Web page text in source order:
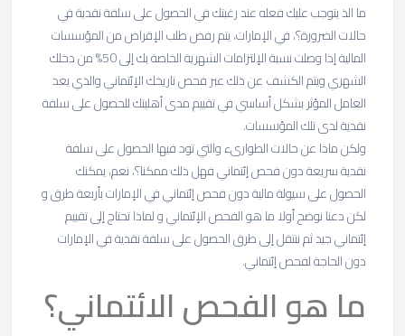
ما الذ يتوجب عليك فعله عند رغبتك في الحصول على سلفة نقدية في
حالات الضرورة؟، في الإمارات، يتم رفض طلب الإقراض من المؤسسات
المالية إذا وصلت نسبة الإلتزامات الشهرية الخاصة بك إلى 50% من دخلك
الشهري ويتم الكشف عن ذلك عبر فحص تاريخك الإئتماني والذي يعد
العامل المؤثر بشكل أساسي في تقييم مدى أهليتك للحصول على سلفة
نقدية لدى تلك المؤسسات.
ولكن ماذا عن حالات الطوارىء والتي تود فيها الحصول على سلفة
نقدية سريعة دون فحص إئتماني فهل ذلك ممكنا؟، نعم، يمكنك
الحصول على سيولة مالية دون فحص إئتماني في الإمارات بأربعة طرق و
لكن دعنا نوضح أولا ما هو الفحص الإئتماني و لماذا تحتاج إلى تقييم
إئتماني جيد ثم ننتقل إلى طرق الحصول على سلفة نقدية في الإمارات
دون الحاجة لفحص إئتماني.
ما هو الفحص الائتماني؟